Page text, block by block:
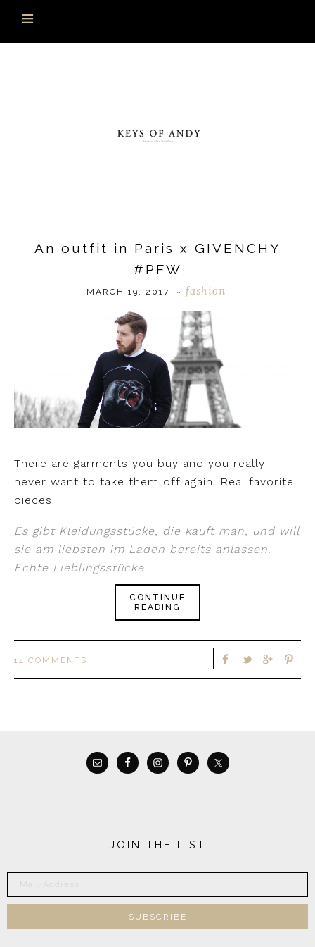
An outfit in Paris x GIVENCHY
#PFW
MARCH 19, 2017 ~ fashion
There are garments you buy and you really
never want to take them off again. Real favorite
pieces.
Es gibt Kleidungsstücke, die kauft man, und will
sie am liebsten im Laden bereits anlassen.
Echte Lieblingsstücke.
CONTINUE
READING
14 COMMENTS
JOIN THE LIST